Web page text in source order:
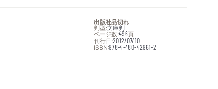
出版社品切れ
判型:文庫判
ページ数:496頁
刊行日:2012/07/10
ISBN:978-4-480-42961-2